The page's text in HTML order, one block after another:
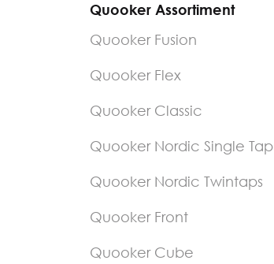
Quooker Assortiment
Quooker Fusion
Quooker Flex
Quooker Classic
Quooker Nordic Single Tap
Quooker Nordic Twintaps
Quooker Front
Quooker Cube